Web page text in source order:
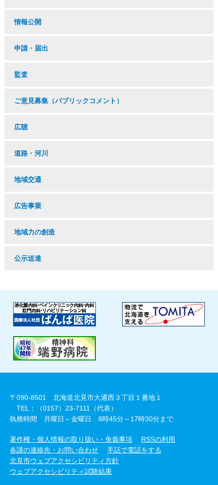
情報公開
申請・届出
監査
ご意見募集（パブリックコメント）
広聴
道路・河川
地域交通
広告事業
地域力の創造
公示送達
〒090-8501 北海道北見市大通西３丁目１番地１
TEL：（0157）23-7111（代表）
執務時間 月曜日～金曜日 8時45分～17時30分まで
著作権・個人情報の取り扱い・免責事項
RSSの利用
各課の連絡先・お問い合わせ
手話で電話をする
北見市ウェブアクセシビリティ方針
ウェブアクセシビリティ試験結果